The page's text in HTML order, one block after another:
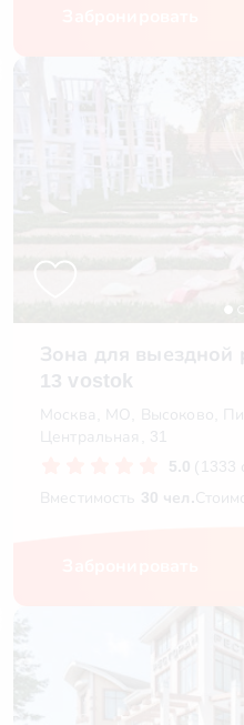
Зона для выездной
13 vostok
Москва, МО, Высоково,
Центральная, 31
5.0 (1333
Вместимость 30 чел.